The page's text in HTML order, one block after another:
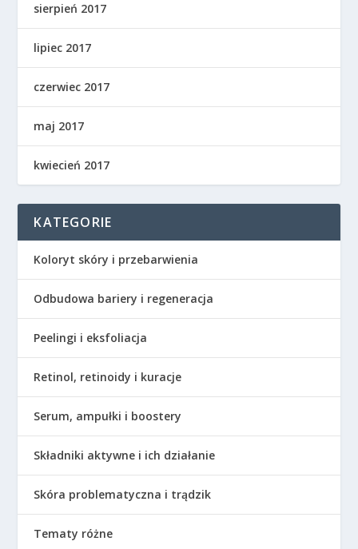
sierpień 2017
lipiec 2017
czerwiec 2017
maj 2017
kwiecień 2017
KATEGORIE
Koloryt skóry i przebarwienia
Odbudowa bariery i regeneracja
Peelingi i eksfoliacja
Retinol, retinoidy i kuracje
Serum, ampułki i boostery
Składniki aktywne i ich działanie
Skóra problematyczna i trądzik
Tematy różne